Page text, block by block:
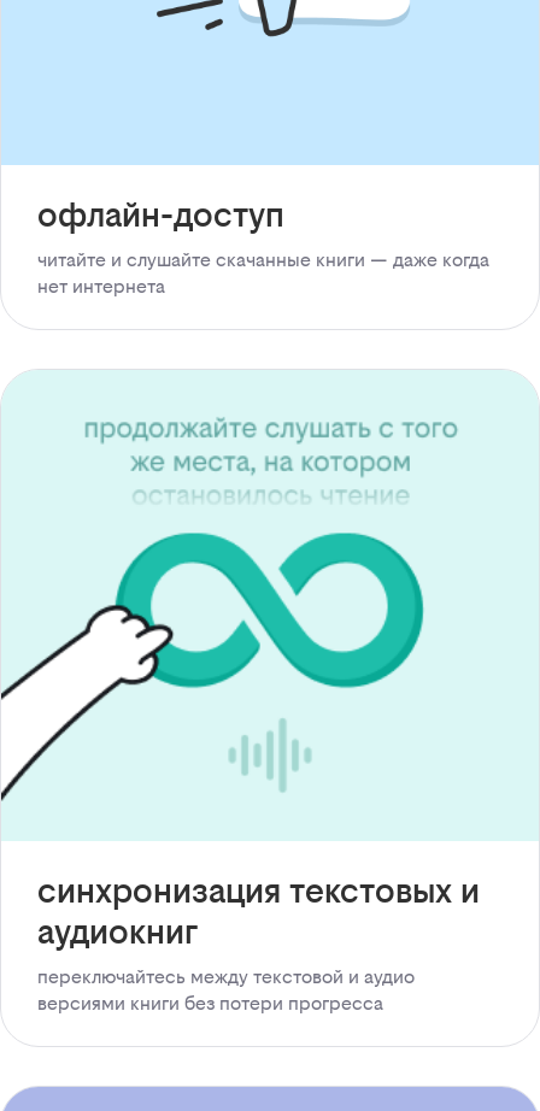
офлайн-доступ
читайте и слушайте скачанные книги — даже когда
нет интернета
синхронизация текстовых и
аудиокниг
переключайтесь между текстовой и аудио
версиями книги без потери прогресса